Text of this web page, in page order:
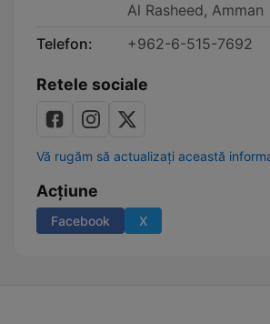
Al Rasheed, Amman
Telefon:
+962-6-515-7692
Retele sociale
Vă rugăm să actualizați această
Acțiune
Facebook X